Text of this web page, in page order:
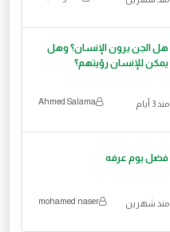
هل الجن يرون الإنسان؟ وهل
يمكن للإنسان رؤيتهم؟
منذ 3 أيام Ahmed Salama
فضل يوم عرفه
منذ شهرين mohamed naser